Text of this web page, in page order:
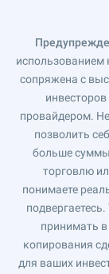
использованием
сопряжена с
провайдером.
позволить
больше суммы
торговлю
понимаете
принимать
копирования
для ваших